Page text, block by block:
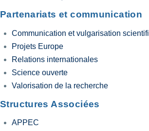
Partenariats et communication
Communication et vulgarisation
Projets Europe
Relations internationales
Science ouverte
Valorisation de la recherche
Structures Associées
APPEC